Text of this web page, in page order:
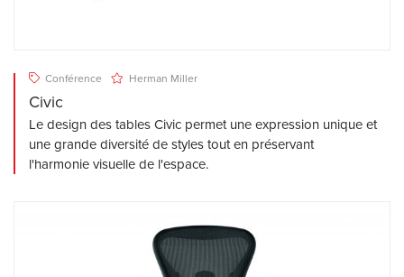
Conférence Herman Miller
Civic
Le design des tables Civic permet une expression unique et
une grande diversité de styles tout en préservant
l'harmonie visuelle de l'espace.